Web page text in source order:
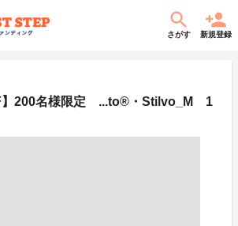
さがす 新規登録
】200名様限定 ...to®・Stilvo_M 1